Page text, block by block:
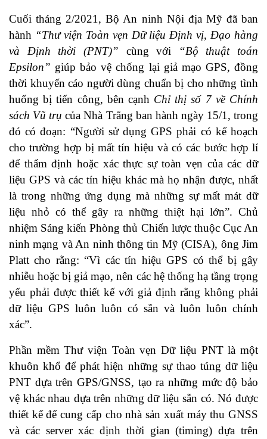
Cuối tháng 2/2021, Bộ An ninh Nội địa Mỹ đã ban
hành “Thư viện Toàn vẹn Dữ liệu Định vị, Đạo hàng
và Định thời (PNT)” cùng với
“Bộ thuật toán
Epsilon” giúp bảo vệ chống lại giả mạo GPS, đồng
thời khuyến cáo người dùng chuẩn bị cho những tình
huống bị tiến công, bên cạnh Chỉ thị số 7 về Chính
sách Vũ trụ của Nhà Trắng ban hành ngày 15/1, trong
đó có đoạn: “Người sử dụng GPS phải có kế hoạch
cho trường hợp bị mất tín hiệu và có các bước hợp lí
để thẩm định hoặc xác thực sự toàn vẹn của các dữ
liệu GPS và các tín hiệu khác mà họ nhận được, nhất
là trong những ứng dụng mà những sự mất mát dữ
liệu nhỏ có thể gây ra những thiệt hại lớn”. Chủ
nhiệm Sáng kiến Phòng thủ Chiến lược thuộc Cục An
ninh mạng và An ninh thông tin Mỹ (CISA), ông Jim
Platt cho rằng: “Vì các tín hiệu GPS có thể bị gây
nhiễu hoặc bị giả mạo, nên các hệ thống hạ tầng trọng
yếu phải được thiết kế với giả định rằng không phải
dữ liệu GPS luôn luôn có sẵn và luôn luôn chính
xác”.
Phần mềm Thư viện Toàn vẹn Dữ liệu PNT là một
khuôn khổ để phát hiện những sự thao túng dữ liệu
PNT dựa trên GPS/GNSS, tạo ra những mức độ bảo
vệ khác nhau dựa trên những dữ liệu sẵn có. Nó được
thiết kế để cung cấp cho nhà sản xuất máy thu GNSS
và các server xác định thời gian (timing) dựa trên